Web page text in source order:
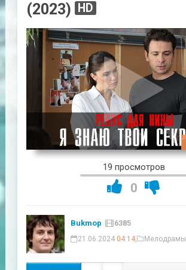
(2023)
HD
19 просмотров
0
Bukmop 6385
21.06.2024 04:14, Мелодрамы